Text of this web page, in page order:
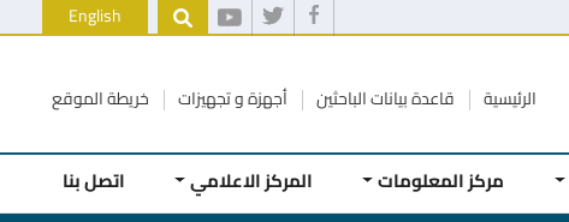
English
الرئيسية قاعدة بيانات الباحثين أجهزة و تجهيزات خريطة الموقع
مركز المعلومات المركز الاعلامي اتصل بنا